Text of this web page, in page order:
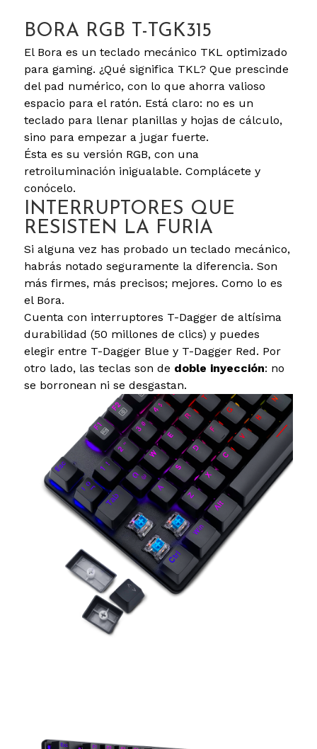
BORA RGB T-TGK315
El Bora es un teclado mecánico TKL optimizado
para gaming. ¿Qué significa TKL? Que prescinde
del pad numérico, con lo que ahorra valioso
espacio para el ratón. Está claro: no es un
teclado para llenar planillas y hojas de cálculo,
sino para empezar a jugar fuerte.
Ésta es su versión RGB, con una
retroiluminación inigualable. Complácete y
conócelo.
INTERRUPTORES QUE
RESISTEN LA FURIA
Si alguna vez has probado un teclado mecánico,
habrás notado seguramente la diferencia. Son
más firmes, más precisos; mejores. Como lo es
el Bora.
Cuenta con interruptores T-Dagger de altísima
durabilidad (50 millones de clics) y puedes
elegir entre T-Dagger Blue y T-Dagger Red. Por
otro lado, las teclas son de doble inyección: no
se borronean ni se desgastan.